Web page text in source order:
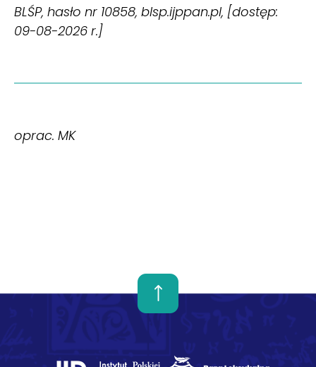
BLŚP, hasło nr 10858, blsp.ijppan.pl, [dostęp:
09-08-2026 r.]
oprac. MK